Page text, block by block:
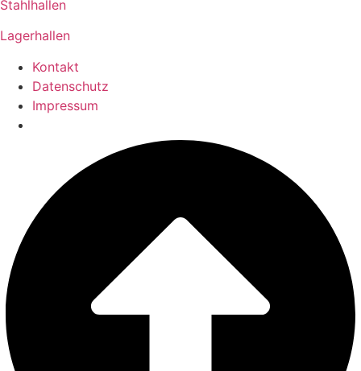
Stahlhallen
Lagerhallen
Kontakt
Datenschutz
Impressum